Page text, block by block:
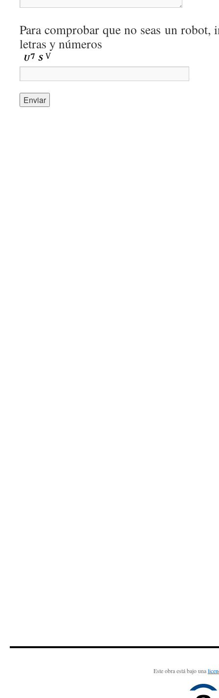
Para comprobar que no seas un robot,
letras y números
Este obra está bajo una